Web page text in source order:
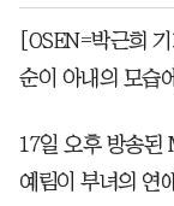
[OSEN=박근희
순이 아내의 모습
17일 오후 방송된
예림이 부녀의 연